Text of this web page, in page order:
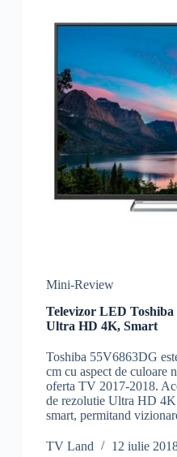
Mini-Review
Televizor LED Toshiba
Ultra HD 4K, Smart
Toshiba 55V6863DG
cm cu aspect de culoare
oferta TV 2017-2018.
de rezolutie Ultra HD
smart, permitand
TV Land 12 iulie